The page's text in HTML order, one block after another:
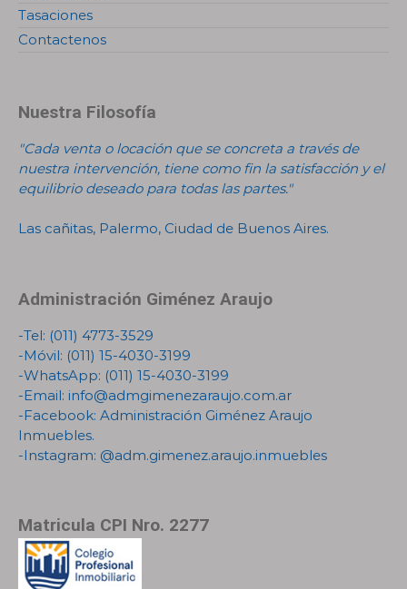
Tasaciones
Contactenos
Nuestra Filosofía
"Cada venta o locación que se concreta a través de
nuestra intervención, tiene como fin la satisfacción y el
equilibrio deseado para todas las partes."
Las cañitas, Palermo, Ciudad de Buenos Aires.
Administración Giménez Araujo
-Tel: (011) 4773-3529
-Móvil: (011) 15-4030-3199
-WhatsApp: (011) 15-4030-3199
-Email: info@admgimenezaraujo.com.ar
-Facebook: Administración Giménez Araujo
Inmuebles.
-Instagram: @adm.gimenez.araujo.inmuebles
Matricula CPI Nro. 2277